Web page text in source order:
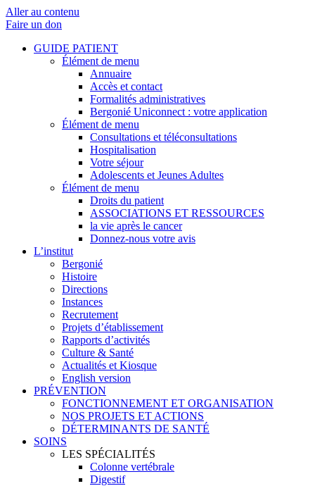
Aller au contenu
Faire un don
GUIDE PATIENT
Élément de menu
Annuaire
Accès et contact
Formalités administratives
Bergonié Uniconnect : votre application
Élément de menu
Consultations et téléconsultations
Hospitalisation
Votre séjour
Adolescents et Jeunes Adultes
Élément de menu
Droits du patient
ASSOCIATIONS ET RESSOURCES
la vie après le cancer
Donnez-nous votre avis
L’institut
Bergonié
Histoire
Directions
Instances
Recrutement
Projets d’établissement
Rapports d’activités
Culture & Santé
Actualités et Kiosque
English version
PRÉVENTION
FONCTIONNEMENT ET ORGANISATION
NOS PROJETS ET ACTIONS
DÉTERMINANTS DE SANTÉ
SOINS
LES SPÉCIALITÉS
Colonne vertébrale
Digestif